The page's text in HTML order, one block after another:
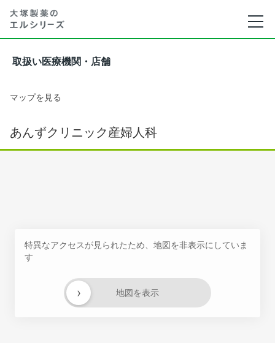
取扱い医療機関・店舗
マップを見る
あんずクリニック産婦人科
特異なアクセスが見られたため、地図を非表示にしていま
す
地図を表示
›